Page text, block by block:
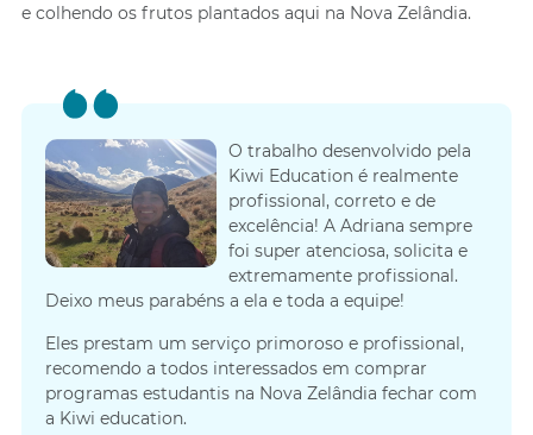
e colhendo os frutos plantados aqui na Nova Zelândia.
O trabalho desenvolvido pela
Kiwi Education é realmente
profissional, correto e de
excelência! A Adriana sempre
foi super atenciosa, solicita e
extremamente profissional.
Deixo meus parabéns a ela e toda a equipe!
Eles prestam um serviço primoroso e profissional,
recomendo a todos interessados em comprar
programas estudantis na Nova Zelândia fechar com
a Kiwi education.